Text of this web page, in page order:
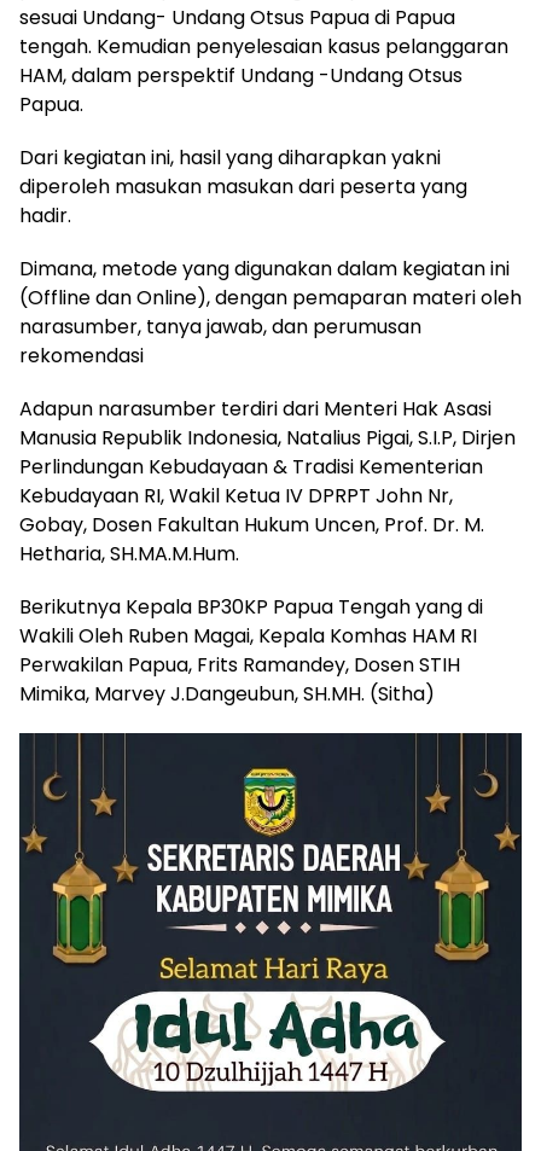
sesuai Undang- Undang Otsus Papua di Papua
tengah. Kemudian penyelesaian kasus pelanggaran
HAM, dalam perspektif Undang -Undang Otsus
Papua.
Dari kegiatan ini, hasil yang diharapkan yakni
diperoleh masukan masukan dari peserta yang
hadir.
Dimana, metode yang digunakan dalam kegiatan ini
(Offline dan Online), dengan pemaparan materi oleh
narasumber, tanya jawab, dan perumusan
rekomendasi
Adapun narasumber terdiri dari Menteri Hak Asasi
Manusia Republik Indonesia, Natalius Pigai, S.I.P, Dirjen
Perlindungan Kebudayaan & Tradisi Kementerian
Kebudayaan RI, Wakil Ketua IV DPRPT John Nr,
Gobay, Dosen Fakultan Hukum Uncen, Prof. Dr. M.
Hetharia, SH.MA.M.Hum.
Berikutnya Kepala BP30KP Papua Tengah yang di
Wakili Oleh Ruben Magai, Kepala Komhas HAM RI
Perwakilan Papua, Frits Ramandey, Dosen STIH
Mimika, Marvey J.Dangeubun, SH.MH. (Sitha)